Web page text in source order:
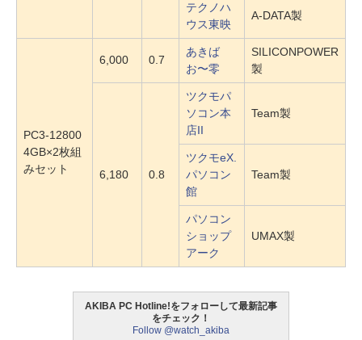
テクノハ
ウス東映
A-DATA製
PC3-12800
4GB×2枚組
みセット
6,000 0.7
あきば
お〜零
SILICONPOWER
製
6,180 0.8
ツクモパ
ソコン本
店II
Team製
ツクモeX.
パソコン
館
Team製
パソコン
ショップ
アーク
UMAX製
AKIBA PC Hotline!をフォローして最新記事
をチェック！
Follow @watch_akiba